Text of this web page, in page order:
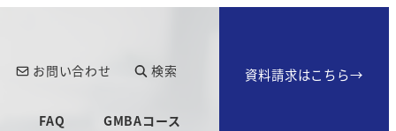
資料請求はこちら→
お問い合わせ 検索
FAQ GMBAコース